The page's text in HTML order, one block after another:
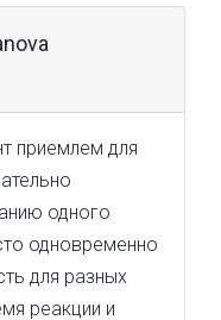
приемлем для
одного
одновременно
для разных
реакции и